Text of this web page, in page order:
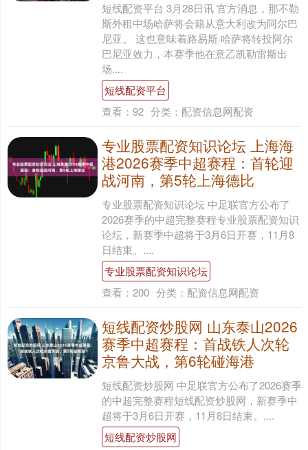
短线配资平台 3月28日讯 官方消息，那不勒
斯外租中场哈萨将会籍从意大利改为阿尔巴
尼亚。 这也意味着路易斯·哈萨将转投阿尔
巴尼亚效力，本赛季他在意乙凯勒雷斯出
场....
短线配资平台
查看： 92 分类： 配资信息网配资
专业股票配资知识论坛 上海海
港2026赛季中超赛程：首轮迎
战河南，第5轮上海德比
专业股票配资知识论坛 中足联官方公布了
2026赛季的中超完整赛程专业股票配资知识
论坛，新赛季中超将于3月6日开赛，11月8
日结束。....
专业股票配资知识论坛
查看： 200 分类： 配资信息网配资
短线配资炒股网 山东泰山2026
赛季中超赛程：首战铁人次轮
京鲁大战，第6轮碰海港
短线配资炒股网 中足联官方公布了2026赛季
的中超完整赛程短线配资炒股网，新赛季中
超将于3月6日开赛，11月8日结束。....
短线配资炒股网